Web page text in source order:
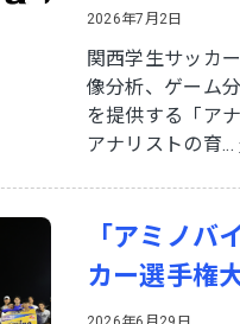
2026年7月2日
関西学生サッカ
像分析、ゲーム
を提供する「ア
アナリストの育...
「アミノ
カー選手権